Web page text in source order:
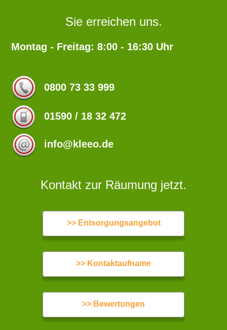
Sie erreichen uns.
Montag - Freitag: 8:00 - 16:30 Uhr
0800 73 33 999
01590 / 18 32 472
info@kleeo.de
Kontakt zur Räumung jetzt.
>> Entsorgungsangebot
>> Kontaktaufname
>> Bewertungen